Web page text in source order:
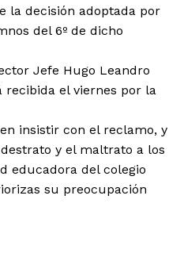
la decisión adoptada por
del 6º de dicho
Jefe Hugo Leandro
recibida el viernes por la
insistir con el reclamo, y
y el maltrato a los
educadora del colegio
su preocupación